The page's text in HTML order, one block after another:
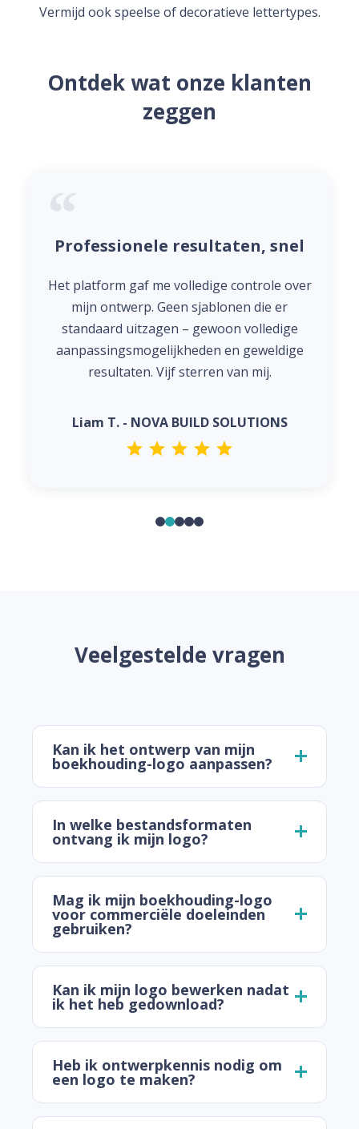
Vermijd ook speelse of decoratieve lettertypes.
Ontdek wat onze klanten
zeggen
Professionele resultaten, snel
Het platform gaf me volledige controle over
mijn ontwerp. Geen sjablonen die er
standaard uitzagen – gewoon volledige
aanpassingsmogelijkheden en geweldige
resultaten. Vijf sterren van mij.
Liam T. - NOVA BUILD SOLUTIONS
Veelgestelde vragen
Kan ik het ontwerp van mijn
boekhouding-logo aanpassen?
In welke bestandsformaten
ontvang ik mijn logo?
Mag ik mijn boekhouding-logo
voor commerciële doeleinden
gebruiken?
Kan ik mijn logo bewerken nadat
ik het heb gedownload?
Heb ik ontwerpkennis nodig om
een logo te maken?